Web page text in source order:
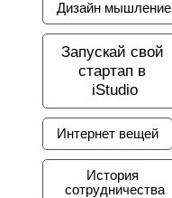
Дизайн мышление
Запускай свой
стартап в
iStudio
Интернет вещей
История
сотрудничества